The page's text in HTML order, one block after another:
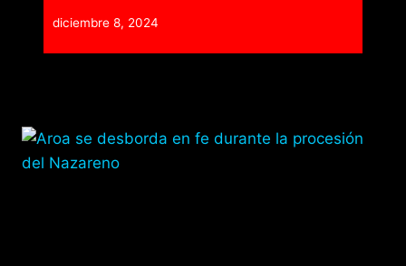
diciembre 8, 2024